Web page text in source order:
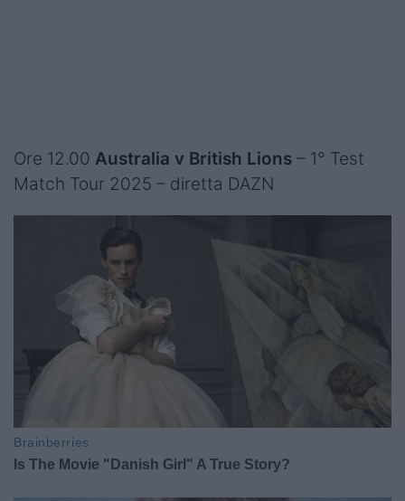
Ore 12.00 Australia v British Lions – 1° Test
Match Tour 2025 – diretta DAZN